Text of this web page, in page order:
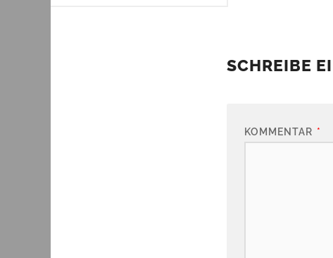
SCHREIBE
KOMMENTAR *